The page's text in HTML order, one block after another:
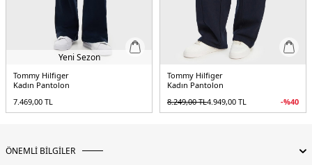
Yeni Sezon
Tommy Hilfiger
Kadın Pantolon
7.469,00 TL
Tommy Hilfiger
Kadın Pantolon
8.249,00TL4.949,00 TL -%40
ÖNEMLİ BİLGİLER